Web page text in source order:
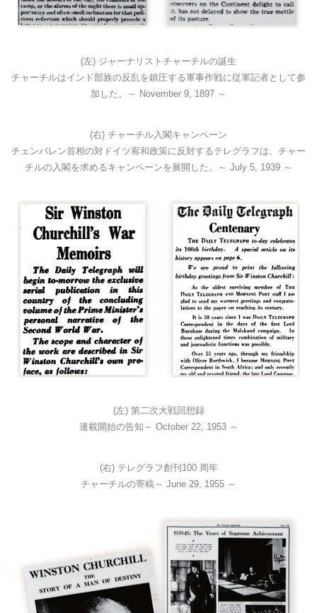
(左) ジャーナリストチャーチルの誕生
チャーチルはインド部族の反乱を鎮圧する軍事作戦に従軍記者として参
加した。～ November 9, 1897 ～
(右) チャーチル入閣キャンペーン
チェンバレン首相の対ドイツ宥和政策に反対するテレグラフは、チャー
チルの入閣を求めるキャンペーンを展開した。～ July 5, 1939 ～
(左) 第二次大戦回想録
連載開始の告知～ October 22, 1953 ～
(右) テレグラフ創刊100 周年
チャーチルの寄稿～ June 29, 1955 ～